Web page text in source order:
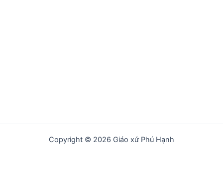
Copyright © 2026 Giáo xứ Phú Hạnh